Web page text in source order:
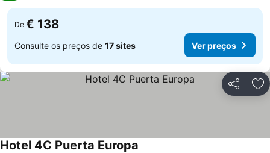
De € 138
Consulte os preços de 17 sites Ver preços
Partilhar
Hotel 4C Puerta Europa